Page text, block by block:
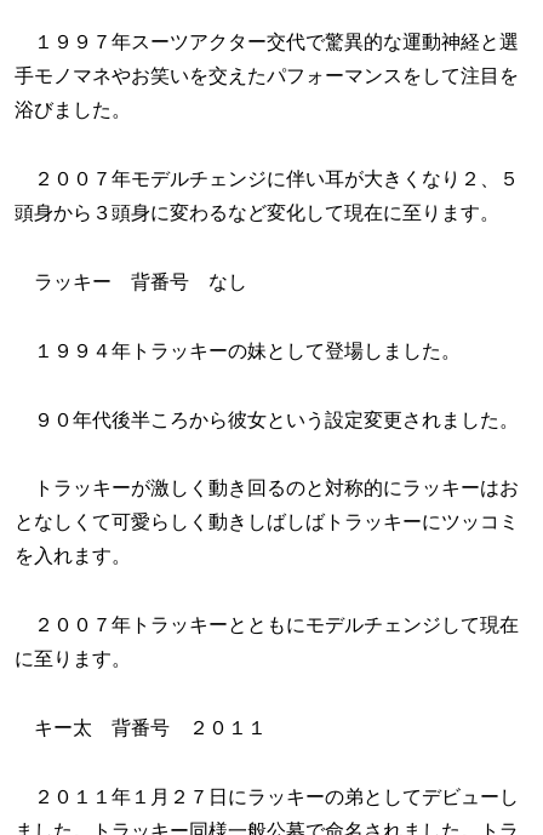
１９９７年スーツアクター交代で驚異的な運動神経と選
手モノマネやお笑いを交えたパフォーマンスをして注目を
浴びました。
２００７年モデルチェンジに伴い耳が大きくなり２、５
頭身から３頭身に変わるなど変化して現在に至ります。
ラッキー 背番号 なし
１９９４年トラッキーの妹として登場しました。
９０年代後半ころから彼女という設定変更されました。
トラッキーが激しく動き回るのと対称的にラッキーはお
となしくて可愛らしく動きしばしばトラッキーにツッコミ
を入れます。
２００７年トラッキーとともにモデルチェンジして現在
に至ります。
キー太 背番号 ２０１１
２０１１年１月２７日にラッキーの弟としてデビューし
ました。トラッキー同様一般公募で命名されました。トラ